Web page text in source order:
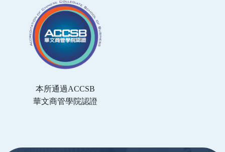
本所通過ACCSB
華文商管學院認證